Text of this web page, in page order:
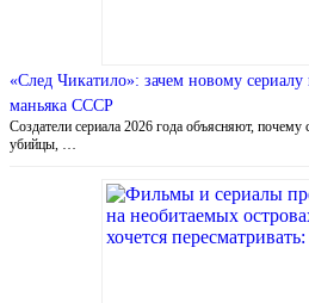
«След Чикатило»: зачем новому
маньяка СССР
Создатели сериала 2026 года объясняют,
убийцы, …